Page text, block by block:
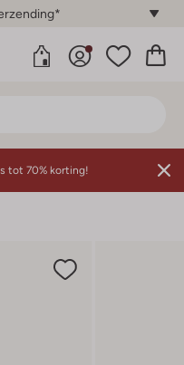
tot 70% korting!